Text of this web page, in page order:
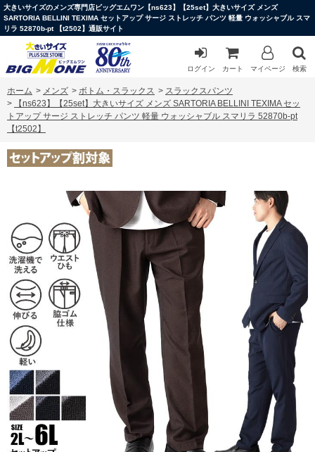
大きいサイズのメンズ専門店ビッグエムワン【ns623】【25set】大きいサイズ メンズ
SARTORIA BELLINI TEXIMA セットアップ サージ ストレッチ パンツ 軽量 ウォッシャブル スマ
リラ 52870b-pt 【t2502】通販サイト
ログイン カート マイページ 検索
ホーム > メンズ > ボトム・スラックス > スラックスパンツ
>
【ns623】【25set】大きいサイズ メンズ SARTORIA BELLINI TEXIMA セッ
トアップ サージ ストレッチ パンツ 軽量 ウォッシャブル スマリラ 52870b-pt
【t2502】